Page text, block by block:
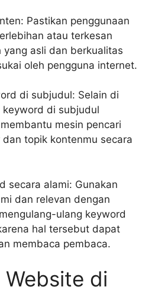
Pastikan penggunaan
atau terkesan
yang asli dan berkualitas
oleh pengguna internet.
di subjudul: Selain di
di subjudul
mesin pencari
topik kontenmu secara
secara alami: Gunakan
dan relevan dengan
ulang keyword
hal tersebut dapat
membaca pembaca.
di